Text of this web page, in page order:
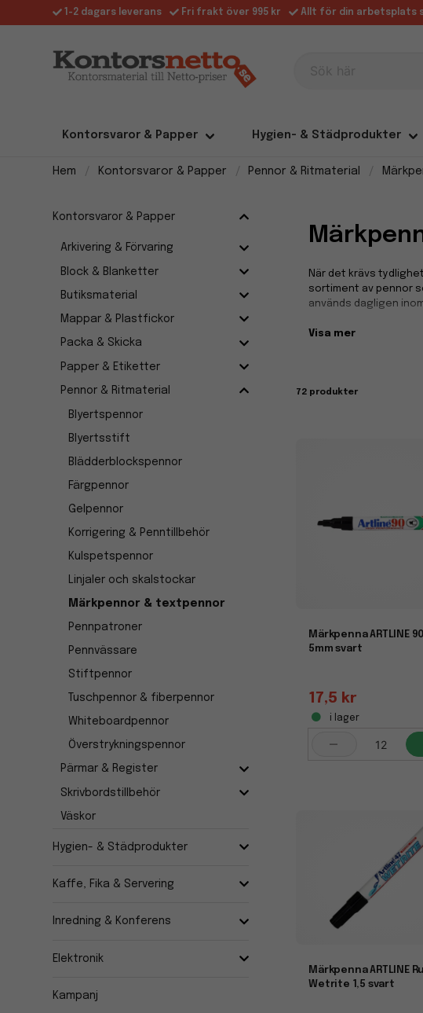
1-2 dagars leverans Fri frakt över 995 kr Allt för din arbetsplats
Kontorsvaror & Papper Hygien- & Städprodukter
Hem Kontorsvaror & Papper Pennor & Ritmaterial
Kontorsvaror & Papper
Arkivering & Förvaring
Block & Blanketter
Butiksmaterial
Mappar & Plastfickor
Packa & Skicka
Papper & Etiketter
Pennor & Ritmaterial
Blyertspennor
Blyertsstift
Blädderblockspennor
Färgpennor
Gelpennor
Korrigering & Penntillbehör
Kulspetspennor
Linjaler och skalstockar
Märkpennor & textpennor
Pennpatroner
Pennvässare
Stiftpennor
Tuschpennor & fiberpennor
Whiteboardpennor
Överstrykningspennor
Pärmar & Register
Skrivbordstillbehör
Väskor
Hygien- & Städprodukter
Kaffe, Fika & Servering
Inredning & Konferens
Elektronik
Kampanj
När det krävs
sortiment av pennor
används dagligen
Permanent
– välkända
Textpennor med
tydligt resultat och
Visa mer
72 produkter
Märkpenna ARTLINE
5mm svart
17,5 kr
i lager
-
Märkpenna ARTLINE
Wetrite 1,5 svart